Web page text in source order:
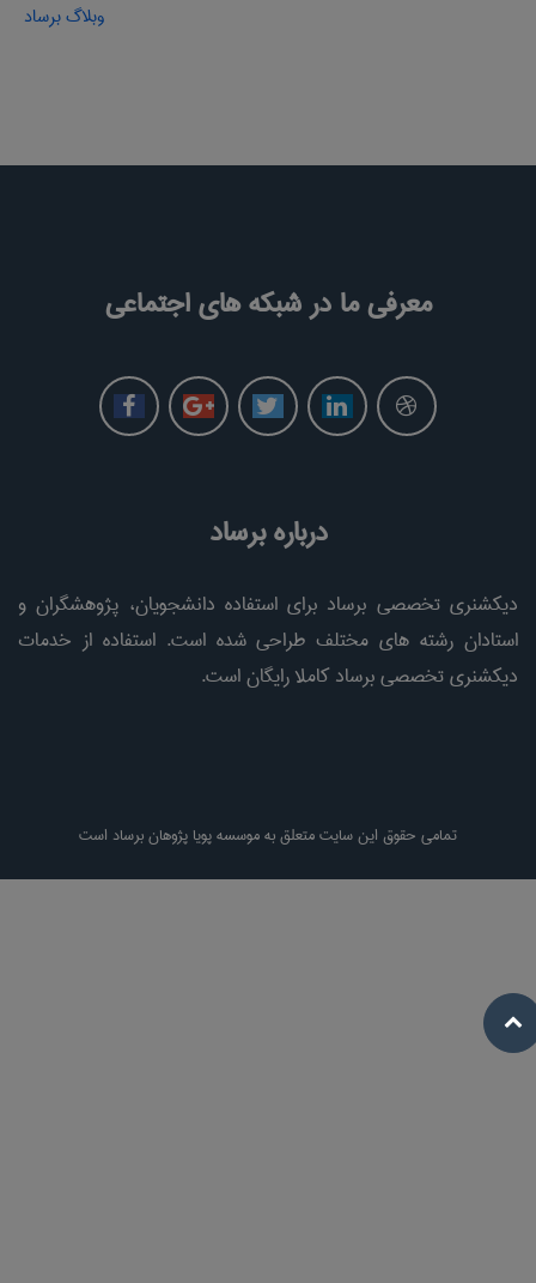
وبلاگ برساد
معرفی ما در شبکه های اجتماعی
درباره برساد
دیکشنری تخصصی برساد برای استفاده دانشجویان، پژوهشگران و
استادان رشته های مختلف طراحی شده است. استفاده از خدمات
دیکشنری تخصصی برساد کاملا رایگان است.
تمامی حقوق این سایت متعلق به موسسه پویا پژوهان برساد است